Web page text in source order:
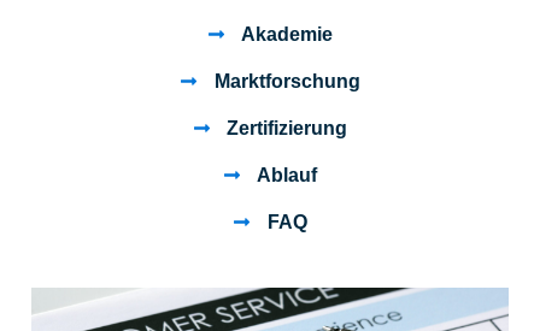
Akademie
Marktforschung
Zertifizierung
Ablauf
FAQ